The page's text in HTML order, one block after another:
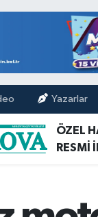
Yazarlar
ÖZEL
RESMİ